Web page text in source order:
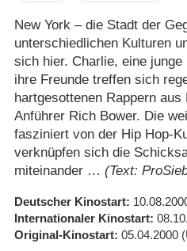
New York – die Stadt der
unterschiedlichen Kulturen
sich hier. Charlie, eine
ihre Freunde treffen sich
hartgesottenen Rappern aus
Anführer Rich Bower. Die
fasziniert von der Hip Hop-
verknüpfen sich die
miteinander … (Text:
Deutscher Kinostart
Internationaler Kinostart
Original-Kinostart 05.04.2000